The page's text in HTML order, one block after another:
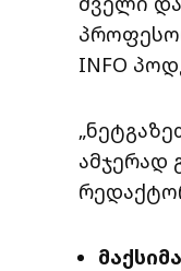
INFO
ამჯერად